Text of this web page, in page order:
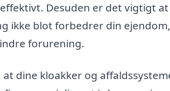
Desuden er det vigtigt
ikke blot forbedrer din
forurening.
at dine kloakker og